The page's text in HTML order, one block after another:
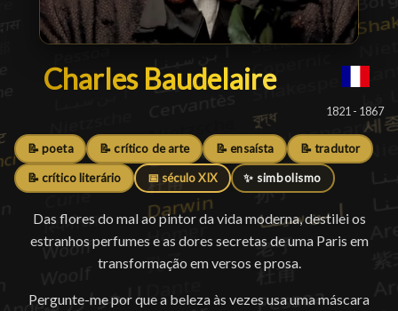
Charles Baudelaire
Charles Baudelaire█
1821 - 1867
📝 poeta 📝 crítico de arte 📝 ensaísta 📝 tradutor
📝 crítico literário 📅 século XIX ✨ simbolismo
Das flores do mal ao pintor da vida moderna, destilei os
estranhos perfumes e as dores secretas de uma Paris em
transformação em versos e prosa.
Pergunte-me por que a beleza às vezes usa uma máscara